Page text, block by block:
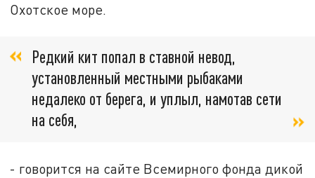
Охотское море.
Редкий кит попал в ставной невод,
установленный местными рыбаками
недалеко от берега, и уплыл, намотав сети
на себя,
- говорится на сайте Всемирного фонда дикой